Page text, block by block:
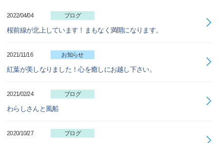
2022/04/04 ブログ
桜前線が北上しています！まもなく満開になります。
2021/11/16 お知らせ
紅葉が美しなりました！心を癒しにお越し下さい。
2021/02/24 ブログ
わらしさんと風船
2020/10/27 ブログ